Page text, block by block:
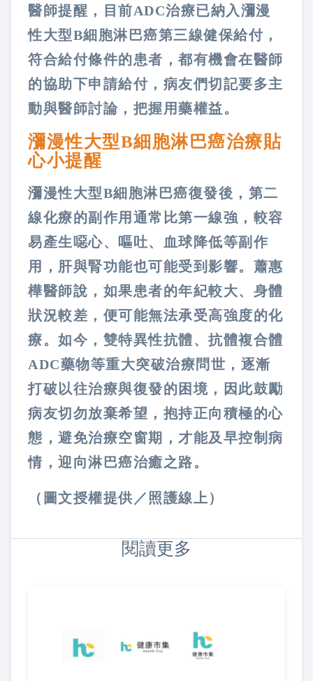
醫師提醒，目前ADC治療已納入瀰漫
性大型B細胞淋巴癌第三線健保給付，
符合給付條件的患者，都有機會在醫師
的協助下申請給付，病友們切記要多主
動與醫師討論，把握用藥權益。
瀰漫性大型B細胞淋巴癌治療貼
心小提醒
瀰漫性大型B細胞淋巴癌復發後，第二
線化療的副作用通常比第一線強，較容
易產生噁心、嘔吐、血球降低等副作
用，肝與腎功能也可能受到影響。蕭惠
樺醫師說，如果患者的年紀較大、身體
狀況較差，便可能無法承受高強度的化
療。如今，雙特異性抗體、抗體複合體
ADC藥物等重大突破治療問世，逐漸
打破以往治療與復發的困境，因此鼓勵
病友切勿放棄希望，抱持正向積極的心
態，避免治療空窗期，才能及早控制病
情，迎向淋巴癌治癒之路。
（圖文授權提供／照護線上）
閱讀更多